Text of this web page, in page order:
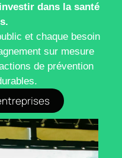
dans la santé
et chaque besoin
sur mesure
de prévention